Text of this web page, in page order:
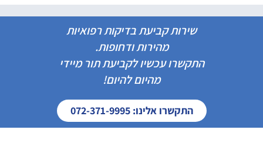
שירות קביעת בדיקות רפואיות
מהירות ודחופות.
התקשרו עכשיו לקביעת תור מיידי
מהיום להיום!
התקשרו אלינו: 072-371-9995